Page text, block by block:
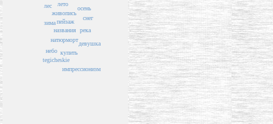
пейзаж
названия
живопись
лето
натюрморт
купить
лес
зима
осень
река
снег
tegicheskie
небо
импрессионизм
девушка